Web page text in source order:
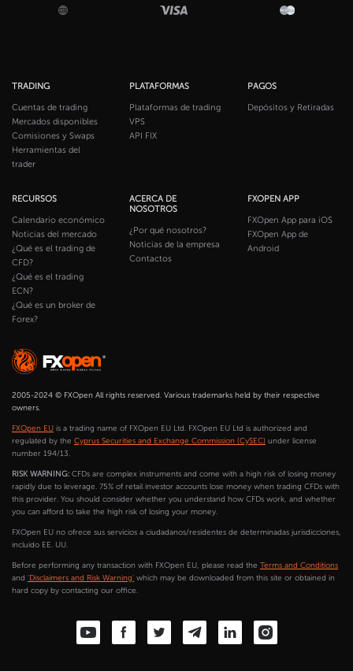
TRADING
Cuentas de trading
Mercados disponibles
Comisiones y Swaps
Herramientas del
trader
PLATAFORMAS
Plataformas de trading
VPS
API FIX
PAGOS
Depósitos y Retiradas
RECURSOS
Calendario económico
Noticias del mercado
¿Qué es el trading de
CFD?
¿Qué es el trading
ECN?
¿Qué es un broker de
Forex?
ACERCA DE
NOSOTROS
¿Por qué nosotros?
Noticias de la empresa
Contactos
FXOPEN APP
FXOpen App para iOS
FXOpen App de
Android
2005-2024 © FXOpen All rights reserved. Various trademarks held by their respective
owners.
FXOpen EU is a trading name of FXOpen EU Ltd. FXOpen EU Ltd is authorized and
regulated by the Cyprus Securities and Exchange Commission (CySEC) under license
number 194/13.
RISK WARNING: CFDs are complex instruments and come with a high risk of losing money
rapidly due to leverage. 75% of retail investor accounts lose money when trading CFDs with
this provider. You should consider whether you understand how CFDs work, and whether
you can afford to take the high risk of losing your money.
FXOpen EU no ofrece sus servicios a ciudadanos/residentes de determinadas jurisdicciones,
incluido EE. UU.
Before performing any transaction with FXOpen EU, please read the Terms and Conditions
and 'Disclaimers and Risk Warning' which may be downloaded from this site or obtained in
hard copy by contacting our office.